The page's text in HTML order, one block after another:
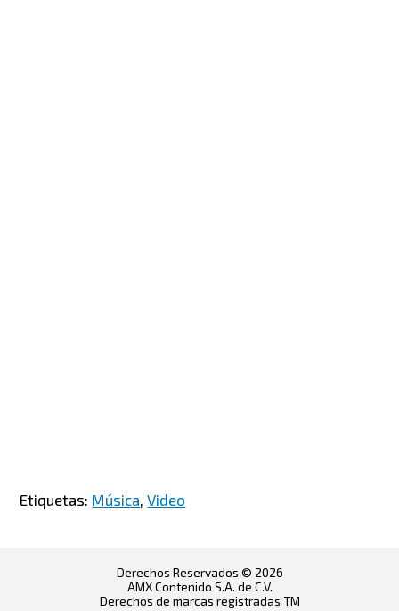
Etiquetas: Música,Video
Derechos Reservados © 2026
AMX Contenido S.A. de C.V.
Derechos de marcas registradas TM